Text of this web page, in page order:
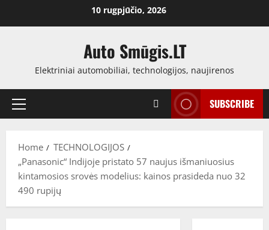
10 rugpjūčio, 2026
Auto Smūgis.LT
Elektriniai automobiliai, technologijos, naujirenos
Primary
SUBSCRIBE
Home
TECHNOLOGIJOS
„Panasonic“ Indijoje pristato 57 naujus išmaniuosius
kintamosios srovės modelius: kainos prasideda nuo 32
490 rupijų